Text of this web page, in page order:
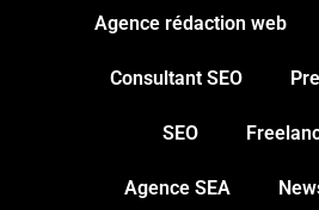
Agence rédaction web
Consultant SEO
SEO
Agence SEA